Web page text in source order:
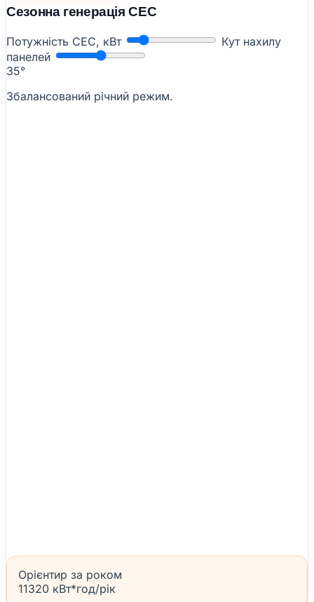
Сезонна генерація СЕС
Потужність СЕС, кВт
Кут нахилу
панелей
35°
Збалансований річний режим.
Орієнтир за роком
11320 кВт*год/рік